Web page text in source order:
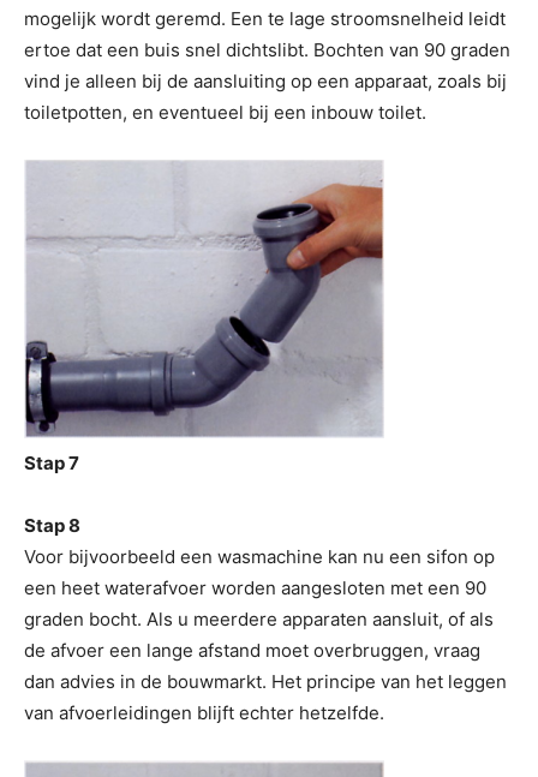
mogelijk wordt geremd. Een te lage stroomsnelheid leidt
ertoe dat een buis snel dichtslibt. Bochten van 90 graden
vind je alleen bij de aansluiting op een apparaat, zoals bij
toiletpotten, en eventueel bij een inbouw toilet.
Stap 7
Stap 8
Voor bijvoorbeeld een wasmachine kan nu een sifon op
een heet waterafvoer worden aangesloten met een 90
graden bocht. Als u meerdere apparaten aansluit, of als
de afvoer een lange afstand moet overbruggen, vraag
dan advies in de bouwmarkt. Het principe van het leggen
van afvoerleidingen blijft echter hetzelfde.